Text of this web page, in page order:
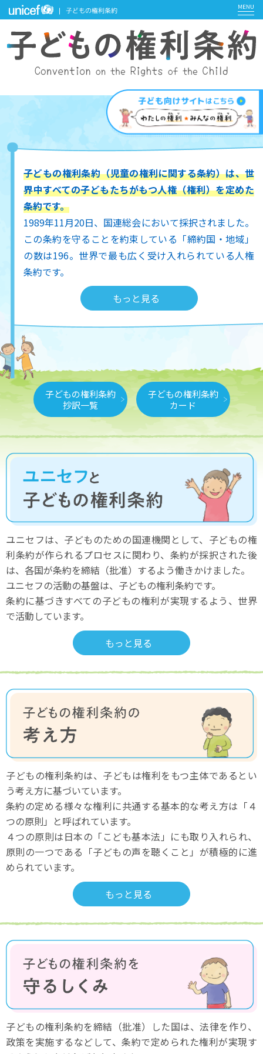
子どもの権利条約
子どもの権利条約（児童の権利に関する条約）は、世
界中すべての子どもたちがもつ人権（権利）を定めた
条約です。
1989年11月20日、国連総会において採択されました。
この条約を守ることを約束している「締約国・地域」
の数は196。世界で最も広く受け入れられている人権
条約です。
もっと見る
子どもの権利条約
抄訳一覧
子どもの権利条約
カード
ユニセフは、子どものための国連機関として、 子どもの権
利条約が作られるプロセスに関わり、 条約が採択された後
は、 各国が条約を締結（批准）するよう働きかけました。
ユニセフの活動の基盤は、子どもの権利条約です。
条約に基づきすべての子どもの権利が実現するよう、 世界
で活動しています。
もっと見る
子どもの権利条約は、子どもは権利をもつ主体である とい
う考え方に基づいています。
条約の定める様々な権利に共通する基本的な考え方は 「４
つの原則」と呼ばれています。
４つの原則は日本の「こども基本法」にも取り入れられ、
原則の一つである 「子どもの声を聴くこと」が積極的に進
められています。
もっと見る
子どもの権利条約を締結（批准）した国は、法律を作り、
政策を実施するなどして、条約で定められた権利が実現す